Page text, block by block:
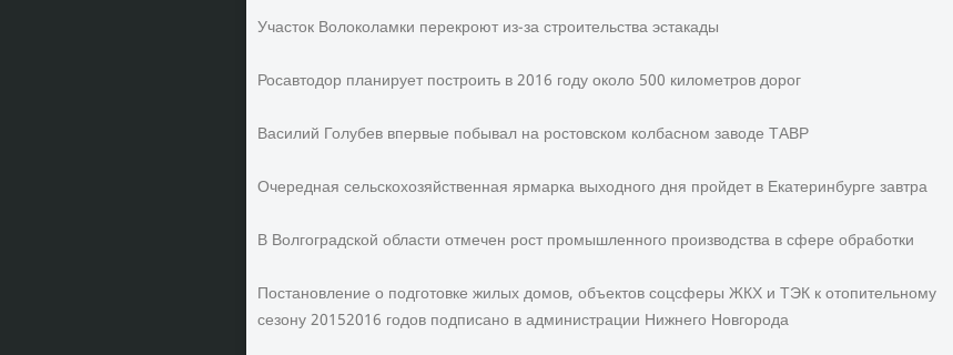
Участок Волоколамки перекроют из-за строительства эстакады
Росавтодор планирует построить в 2016 году около 500 километров дорог
Василий Голубев впервые побывал на ростовском колбасном заводе ТАВР
Очередная сельскохозяйственная ярмарка выходного дня пройдет в Екатеринбурге завтра
В Волгоградской области отмечен рост промышленного производства в сфере обработки
Постановление о подготовке жилых домов, объектов соцсферы ЖКХ и ТЭК к отопительному
сезону 20152016 годов подписано в администрации Нижнего Новгорода